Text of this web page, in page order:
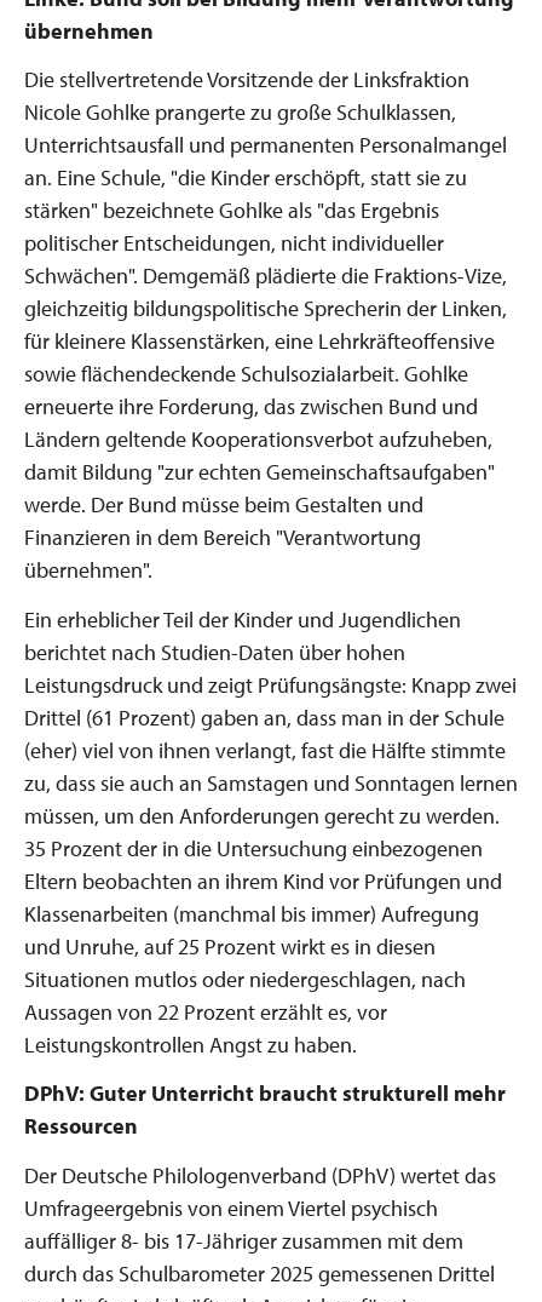
übernehmen
Die stellvertretende Vorsitzende der Linksfraktion
Nicole Gohlke prangerte zu große Schulklassen,
Unterrichtsausfall und permanenten Personalmangel
an. Eine Schule, "die Kinder erschöpft, statt sie zu
stärken" bezeichnete Gohlke als "das Ergebnis
politischer Entscheidungen, nicht individueller
Schwächen". Demgemäß plädierte die Fraktions-Vize,
gleichzeitig bildungspolitische Sprecherin der Linken,
für kleinere Klassenstärken, eine Lehrkräfteoffensive
sowie flächendeckende Schulsozialarbeit. Gohlke
erneuerte ihre Forderung, das zwischen Bund und
Ländern geltende Kooperationsverbot aufzuheben,
damit Bildung "zur echten Gemeinschaftsaufgaben"
werde. Der Bund müsse beim Gestalten und
Finanzieren in dem Bereich "Verantwortung
übernehmen".
Ein erheblicher Teil der Kinder und Jugendlichen
berichtet nach Studien-Daten über hohen
Leistungsdruck und zeigt Prüfungsängste: Knapp zwei
Drittel (61 Prozent) gaben an, dass man in der Schule
(eher) viel von ihnen verlangt, fast die Hälfte stimmte
zu, dass sie auch an Samstagen und Sonntagen lernen
müssen, um den Anforderungen gerecht zu werden.
35 Prozent der in die Untersuchung einbezogenen
Eltern beobachten an ihrem Kind vor Prüfungen und
Klassenarbeiten (manchmal bis immer) Aufregung
und Unruhe, auf 25 Prozent wirkt es in diesen
Situationen mutlos oder niedergeschlagen, nach
Aussagen von 22 Prozent erzählt es, vor
Leistungskontrollen Angst zu haben.
DPhV: Guter Unterricht braucht strukturell mehr
Ressourcen
Der Deutsche Philologenverband (DPhV) wertet das
Umfrageergebnis von einem Viertel psychisch
auffälliger 8- bis 17-Jähriger zusammen mit dem
durch das Schulbarometer 2025 gemessenen Drittel